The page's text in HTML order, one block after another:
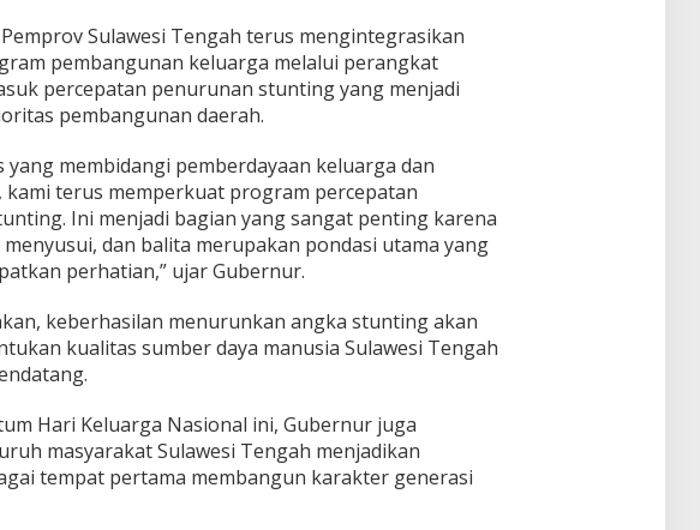
Sulawesi Tengah terus mengintegrasikan
pembangunan keluarga melalui perangkat
percepatan penurunan stunting yang menjadi
pembangunan daerah.
yang membidangi pemberdayaan keluarga dan
kami terus memperkuat program percepatan
Ini menjadi bagian yang sangat penting karena
dan balita merupakan pondasi utama yang
perhatian,” ujar Gubernur.
keberhasilan menurunkan angka stunting akan
kualitas sumber daya manusia Sulawesi Tengah
Hari Keluarga Nasional ini, Gubernur juga
masyarakat Sulawesi Tengah menjadikan
tempat pertama membangun karakter generasi